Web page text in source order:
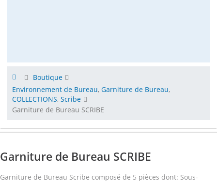
Boutique
Environnement de Bureau, Garniture de Bureau,
COLLECTIONS, Scribe
Garniture de Bureau SCRIBE
Garniture de Bureau SCRIBE
Garniture de Bureau Scribe composé de 5 pièces dont: Sous-